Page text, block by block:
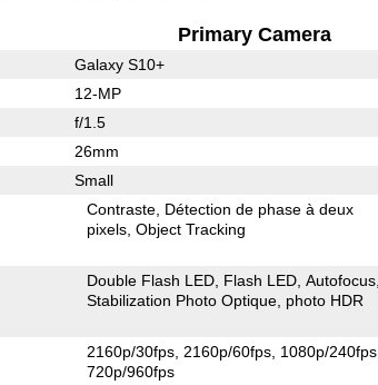
Primary Camera
Galaxy S10+
12-MP
f/1.5
26mm
Small
Contraste Détection de phase à deux
pixels Object Tracking
Double Flash LED Flash LED Autofocus
Stabilization Photo Optique photo HDR
2160p/30fps 2160p/60fps 1080p/240fps
720p/960fps